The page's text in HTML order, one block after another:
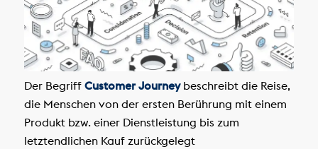
Der Begriff Customer Journeybeschreibt die Reise,
die Menschen von der ersten Berührung mit einem
Produkt bzw. einer Dienstleistung bis zum
letztendlichen Kauf zurückgelegt